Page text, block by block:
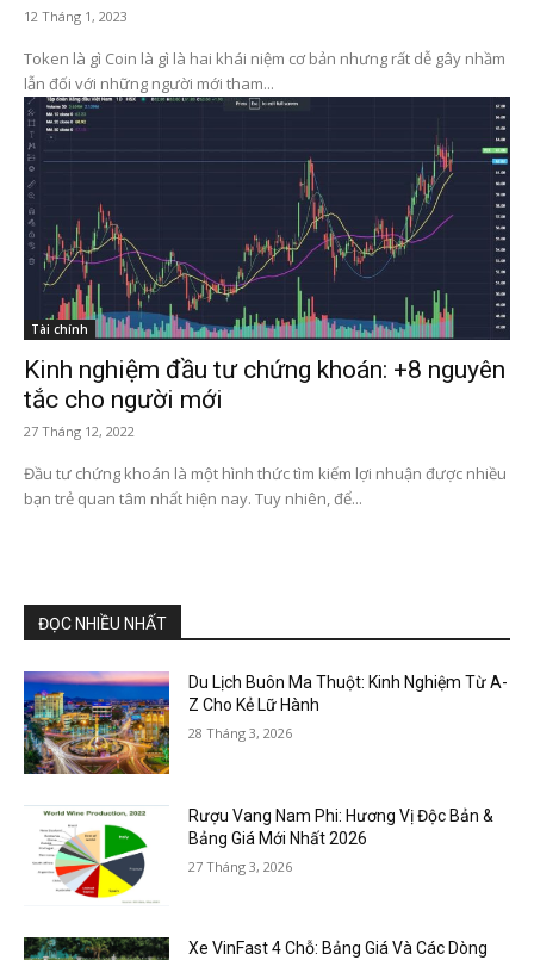
12 Tháng 1, 2023
Token là gì Coin là gì là hai khái niệm cơ bản nhưng rất dễ gây nhầm
lẫn đối với những người mới tham...
Tài chính
Kinh nghiệm đầu tư chứng khoán: +8 nguyên
tắc cho người mới
27 Tháng 12, 2022
Đầu tư chứng khoán là một hình thức tìm kiếm lợi nhuận được nhiều
bạn trẻ quan tâm nhất hiện nay. Tuy nhiên, để...
ĐỌC NHIỀU NHẤT
Du Lịch Buôn Ma Thuột: Kinh Nghiệm Từ A-
Z Cho Kẻ Lữ Hành
28 Tháng 3, 2026
Rượu Vang Nam Phi: Hương Vị Độc Bản &
Bảng Giá Mới Nhất 2026
27 Tháng 3, 2026
Xe VinFast 4 Chỗ: Bảng Giá Và Các Dòng